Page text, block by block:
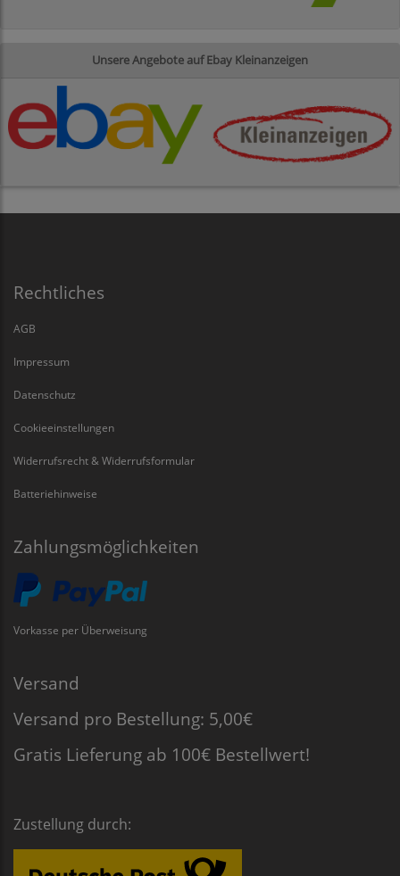
Unsere Angebote auf Ebay Kleinanzeigen
Rechtliches
AGB
Impressum
Datenschutz
Cookieeinstellungen
Widerrufsrecht & Widerrufsformular
Batteriehinweise
Zahlungsmöglichkeiten
Vorkasse per Überweisung
Versand
Versand pro Bestellung: 5,00€
Gratis Lieferung ab 100€ Bestellwert!
Zustellung durch: